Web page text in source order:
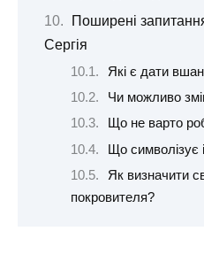
Поширені
Сергія
Які є дати
Чи можливо
Що не варто
Що символізує
Як визначити
покровителя?